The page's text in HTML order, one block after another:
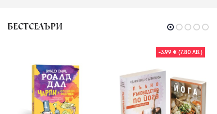
БЕСТСЕЛЪРИ
-3.99 € (7.80 ЛВ.)